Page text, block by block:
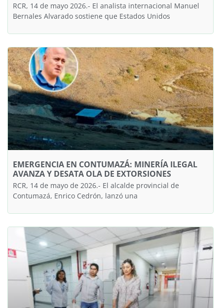
RCR, 14 de mayo 2026.- El analista internacional Manuel
Bernales Alvarado sostiene que Estados Unidos
EMERGENCIA EN CONTUMAZÁ: MINERÍA ILEGAL
AVANZA Y DESATA OLA DE EXTORSIONES
RCR, 14 de mayo de 2026.- El alcalde provincial de
Contumazá, Enrico Cedrón, lanzó una